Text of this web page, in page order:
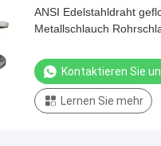
ANSI Edelstahldraht
Metallschlauch
Kontaktieren Sie
Lernen Sie mehr